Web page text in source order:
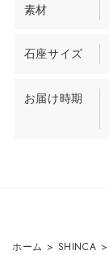
素材
石座サイズ
お届け時期
ホーム > SHINCA >